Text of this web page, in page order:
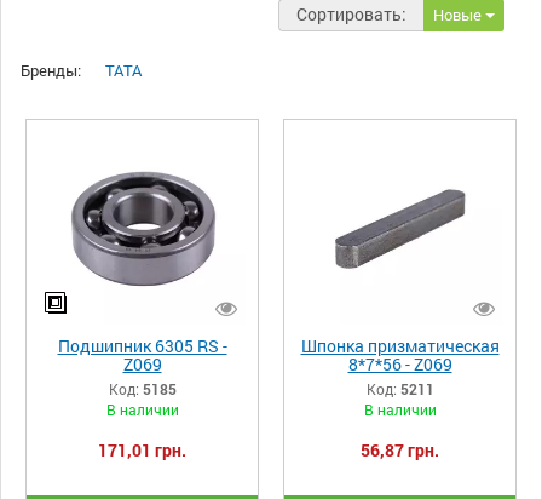
Сортировать: Новые
Бренды: TATA
Подшипник 6305 RS -
Z069
Код: 5185
В наличии
171,01 грн.
Шпонка призматическая
8*7*56 - Z069
Код: 5211
В наличии
56,87 грн.